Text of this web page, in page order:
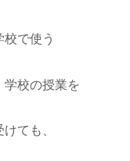
で使う
校の授業を
ても、